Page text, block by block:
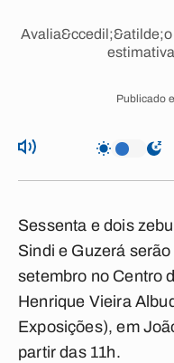
Avalia&ccedil;&atilde;o
Publicado
Sessenta e dois
Sindi e Guzerá
setembro no Centro
Henrique Vieira
Exposições), em
partir das 11h.